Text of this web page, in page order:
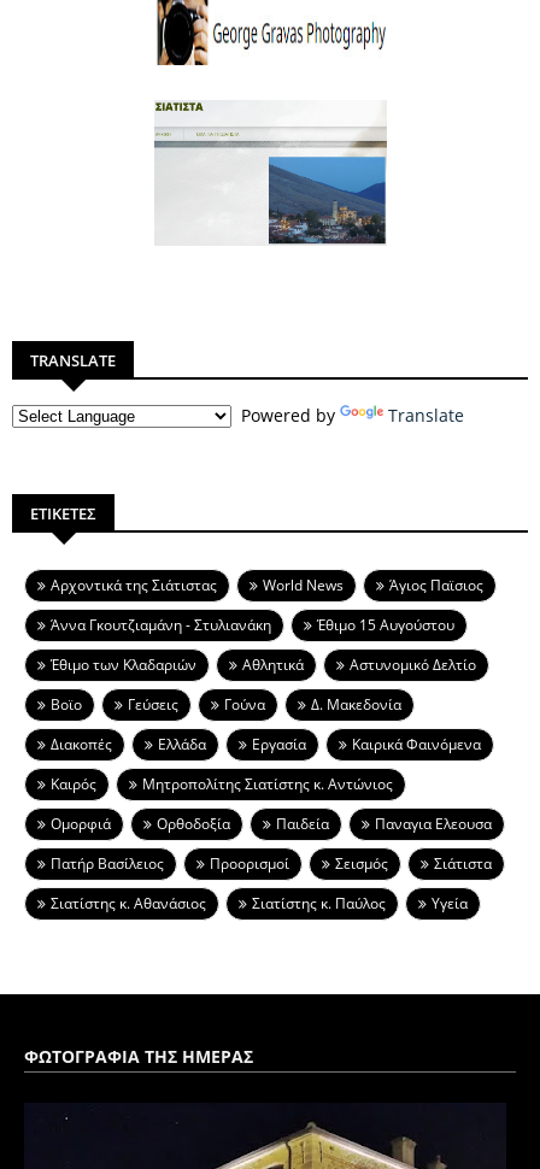
TRANSLATE
Powered by Translate
ΕΤΙΚΕΤΕΣ
Aρχοντικά της Σιάτιστας World News
Άγιος Παϊσιος
Άννα Γκουτζιαμάνη - Στυλιανάκη
Έθιμο 15 Αυγούστου
Έθιμο των Κλαδαριών
Αθλητικά
Αστυνομικό Δελτίο
Βοϊο
Γεύσεις Γούνα
Δ. Μακεδονία
Διακοπές
Ελλάδα Εργασία
Καιρικά Φαινόμενα
Καιρός
Μητροπολίτης Σιατίστης κ. Αντώνιος
Ομορφιά
Ορθοδοξία Παιδεία
Παναγια Ελεουσα
Πατήρ Βασίλειος
Προορισμοί Σεισμός
Σιάτιστα
Σιατίστης κ. Αθανάσιος
Σιατίστης κ. Παύλος Υγεία
ΦΩΤΟΓΡΑΦΙΑ ΤΗΣ ΗΜΕΡΑΣ